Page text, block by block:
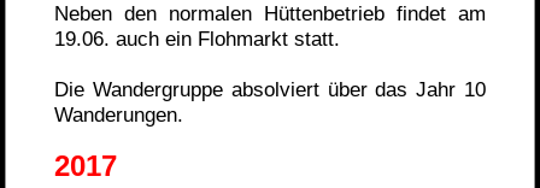
Neben den normalen Hüttenbetrieb findet am
19.06. auch ein Flohmarkt statt.
Die Wandergruppe absolviert über das Jahr 10
Wanderungen.
2017